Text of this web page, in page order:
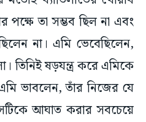
পক্ষে তা সম্ভব ছিল না এবং
না। এমি ভেবেছিলেন,
তিনিই ষড়যন্ত্র করে এমিকে
ভাবলেন, তাঁর নিজের যে
আঘাত করার সবচেয়ে